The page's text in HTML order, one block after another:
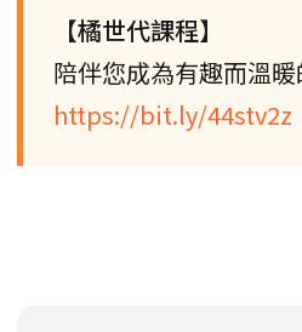
【橘世代課程】
陪伴您成為有趣而溫暖
https://bit.ly/44stv2z